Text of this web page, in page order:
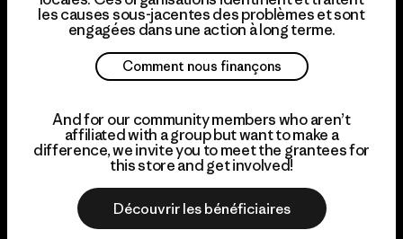
les causes sous-jacentes des problèmes et sont
engagées dans une action à long terme.
Comment nous finançons
And for our community members who aren’t
affiliated with a group but want to make a
difference, we invite you to meet the grantees for
this store and get involved!
Découvrir les bénéficiaires